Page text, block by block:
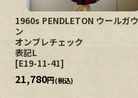
1960s PENDLETON ウールガウ
ン
オンブレチェック
表記L
[E19-11-41]
21,780円(税込)